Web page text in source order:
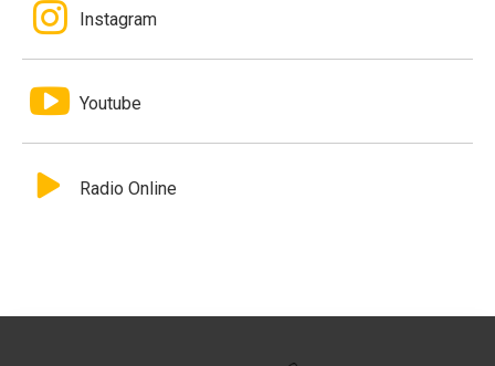
Instagram
Youtube
Radio Online